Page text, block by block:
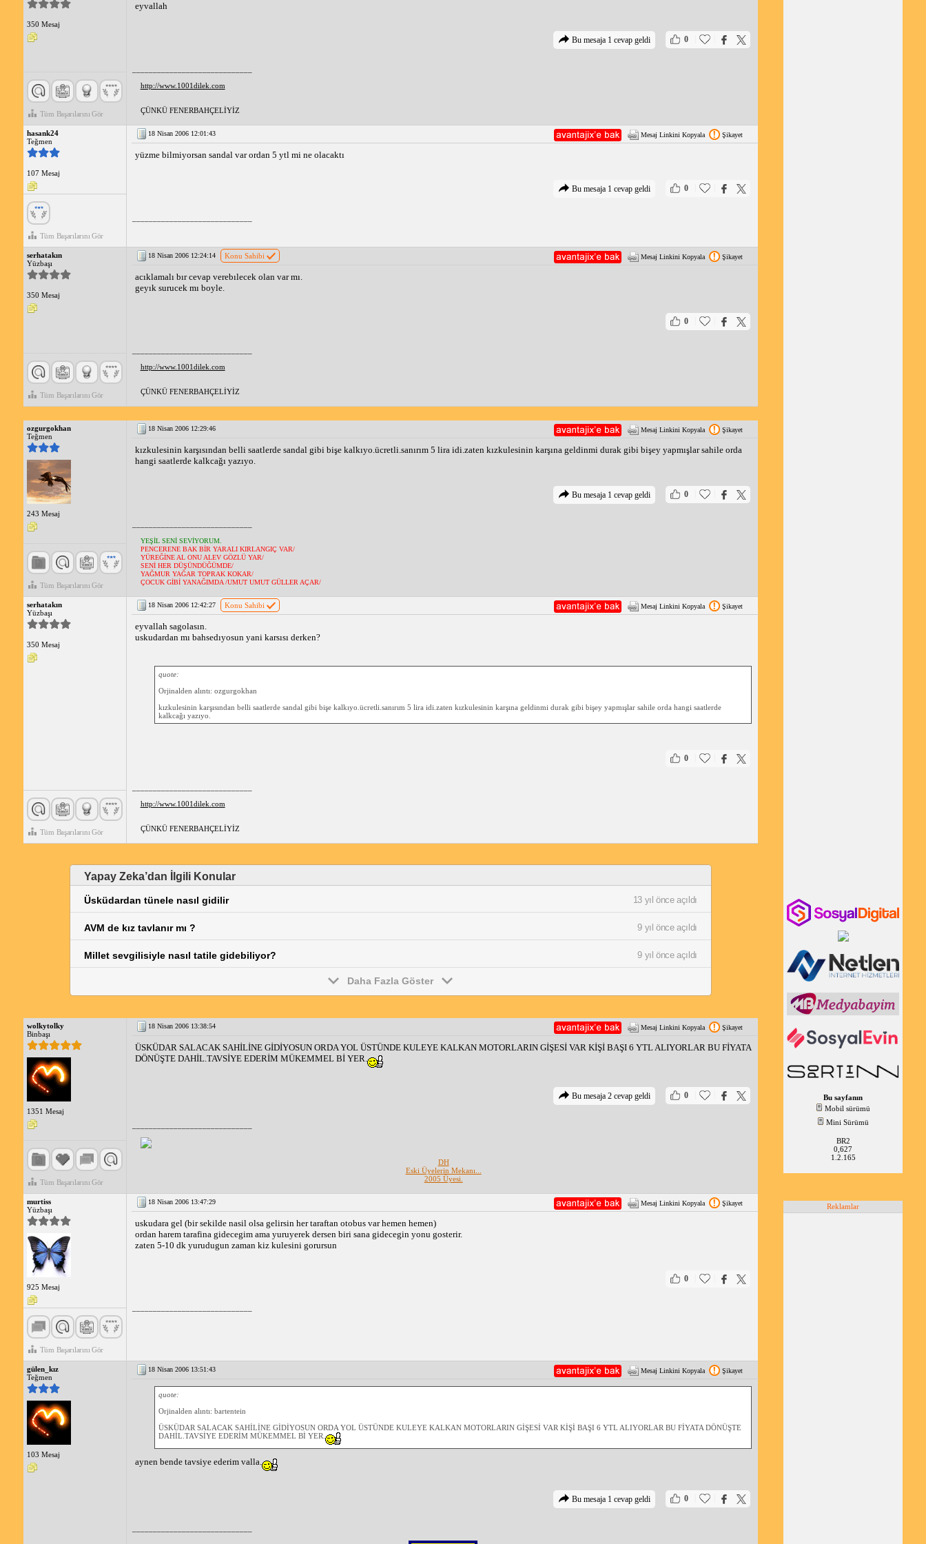
350 Mesaj
Tüm Başarılarını Gör
eyvallah
0
Bu mesaja 1 cevap geldi
http://www.1001dilek.com
ÇÜNKÜ FENERBAHÇELİYİZ
hasank24
Teğmen
107 Mesaj
Tüm Başarılarını Gör
18 Nisan 2006 12:01:43 Mesaj Linkini Kopyala Şikayet
yüzme bilmiyorsan sandal var ordan 5 ytl mi ne olacaktı
0
Bu mesaja 1 cevap geldi
serhatakın
Yüzbaşı
350 Mesaj
Tüm Başarılarını Gör
18 Nisan 2006 12:24:14 Konu Sahibi Mesaj Linkini Kopyala Şikayet
acıklamalı bır cevap verebılecek olan var mı.
geyık surucek mı boyle.
0
http://www.1001dilek.com
ÇÜNKÜ FENERBAHÇELİYİZ
ozgurgokhan
Teğmen
243 Mesaj
Tüm Başarılarını Gör
18 Nisan 2006 12:29:46 Mesaj Linkini Kopyala Şikayet
kızkulesinin karşısından belli saatlerde sandal gibi bişe kalkıyo.ücretli.sanırım 5 lira idi.zaten kızkulesinin karşına geldinmi durak gibi bişey yapmışlar sahile orda
hangi saatlerde kalkcağı yazıyo.
0
Bu mesaja 1 cevap geldi
YEŞİL SENİ SEVİYORUM.
PENCERENE BAK BİR YARALI KIRLANGIÇ VAR/
YÜREĞİNE AL ONU ALEV GÖZLÜ YAR/
SENİ HER DÜŞÜNDÜĞÜMDE/
YAĞMUR YAĞAR TOPRAK KOKAR/
ÇOCUK GİBİ YANAĞIMDA /UMUT UMUT GÜLLER AÇAR/
serhatakın
Yüzbaşı
350 Mesaj
Tüm Başarılarını Gör
18 Nisan 2006 12:42:27 Konu Sahibi Mesaj Linkini Kopyala Şikayet
eyvallah sagolasın.
uskudardan mı bahsedıyosun yani karsısı derken?
quote:
Orjinalden alıntı: ozgurgokhan
kızkulesinin karşısından belli saatlerde sandal gibi bişe kalkıyo.ücretli.sanırım 5 lira idi.zaten kızkulesinin karşına geldinmi durak gibi bişey yapmışlar sahile orda hangi saatlerde
kalkcağı yazıyo.
0
http://www.1001dilek.com
ÇÜNKÜ FENERBAHÇELİYİZ
Yapay Zeka’dan İlgili Konular
Üsküdardan tünele nasıl gidilir 13 yıl önce açıldı
AVM de kız tavlanır mı ? 9 yıl önce açıldı
Millet sevgilisiyle nasıl tatile gidebiliyor? 9 yıl önce açıldı
Daha Fazla Göster
wolkytolky
Binbaşı
1351 Mesaj
Tüm Başarılarını Gör
18 Nisan 2006 13:38:54 Mesaj Linkini Kopyala Şikayet
ÜSKÜDAR SALACAK SAHİLİNE GİDİYOSUN ORDA YOL ÜSTÜNDE KULEYE KALKAN MOTORLARIN GİŞESİ VAR KİŞİ BAŞI 6 YTL ALIYORLAR BU FİYATA
DÖNÜŞTE DAHİL.TAVSİYE EDERİM MÜKEMMEL Bİ YER.
0
Bu mesaja 2 cevap geldi
DH
Eski Üyelerin Mekanı...
2005 Üyesi.
murtiss
Yüzbaşı
925 Mesaj
Tüm Başarılarını Gör
18 Nisan 2006 13:47:29 Mesaj Linkini Kopyala Şikayet
uskudara gel (bir sekilde nasil olsa gelirsin her taraftan otobus var hemen hemen)
ordan harem tarafina gidecegim ama yuruyerek dersen biri sana gidecegin yonu gosterir.
zaten 5-10 dk yurudugun zaman kiz kulesini gorursun
0
gülen_kız
Teğmen
103 Mesaj
18 Nisan 2006 13:51:43 Mesaj Linkini Kopyala Şikayet
quote:
Orjinalden alıntı: bartentein
ÜSKÜDAR SALACAK SAHİLİNE GİDİYOSUN ORDA YOL ÜSTÜNDE KULEYE KALKAN MOTORLARIN GİŞESİ VAR KİŞİ BAŞI 6 YTL ALIYORLAR BU FİYATA DÖNÜŞTE
DAHİL.TAVSİYE EDERİM MÜKEMMEL Bİ YER.
aynen bende tavsiye ederim valla.
0
Bu mesaja 1 cevap geldi
Bu sayfanın
Mobil sürümü
Mini Sürümü
BR2
0,627
1.2.165
Reklamlar